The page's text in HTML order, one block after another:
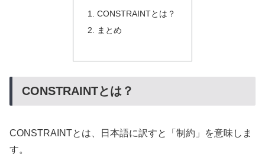
CONSTRAINTとは？
まとめ
CONSTRAINTとは？
CONSTRAINTとは、日本語に訳すと「制約」を意味しま
す。